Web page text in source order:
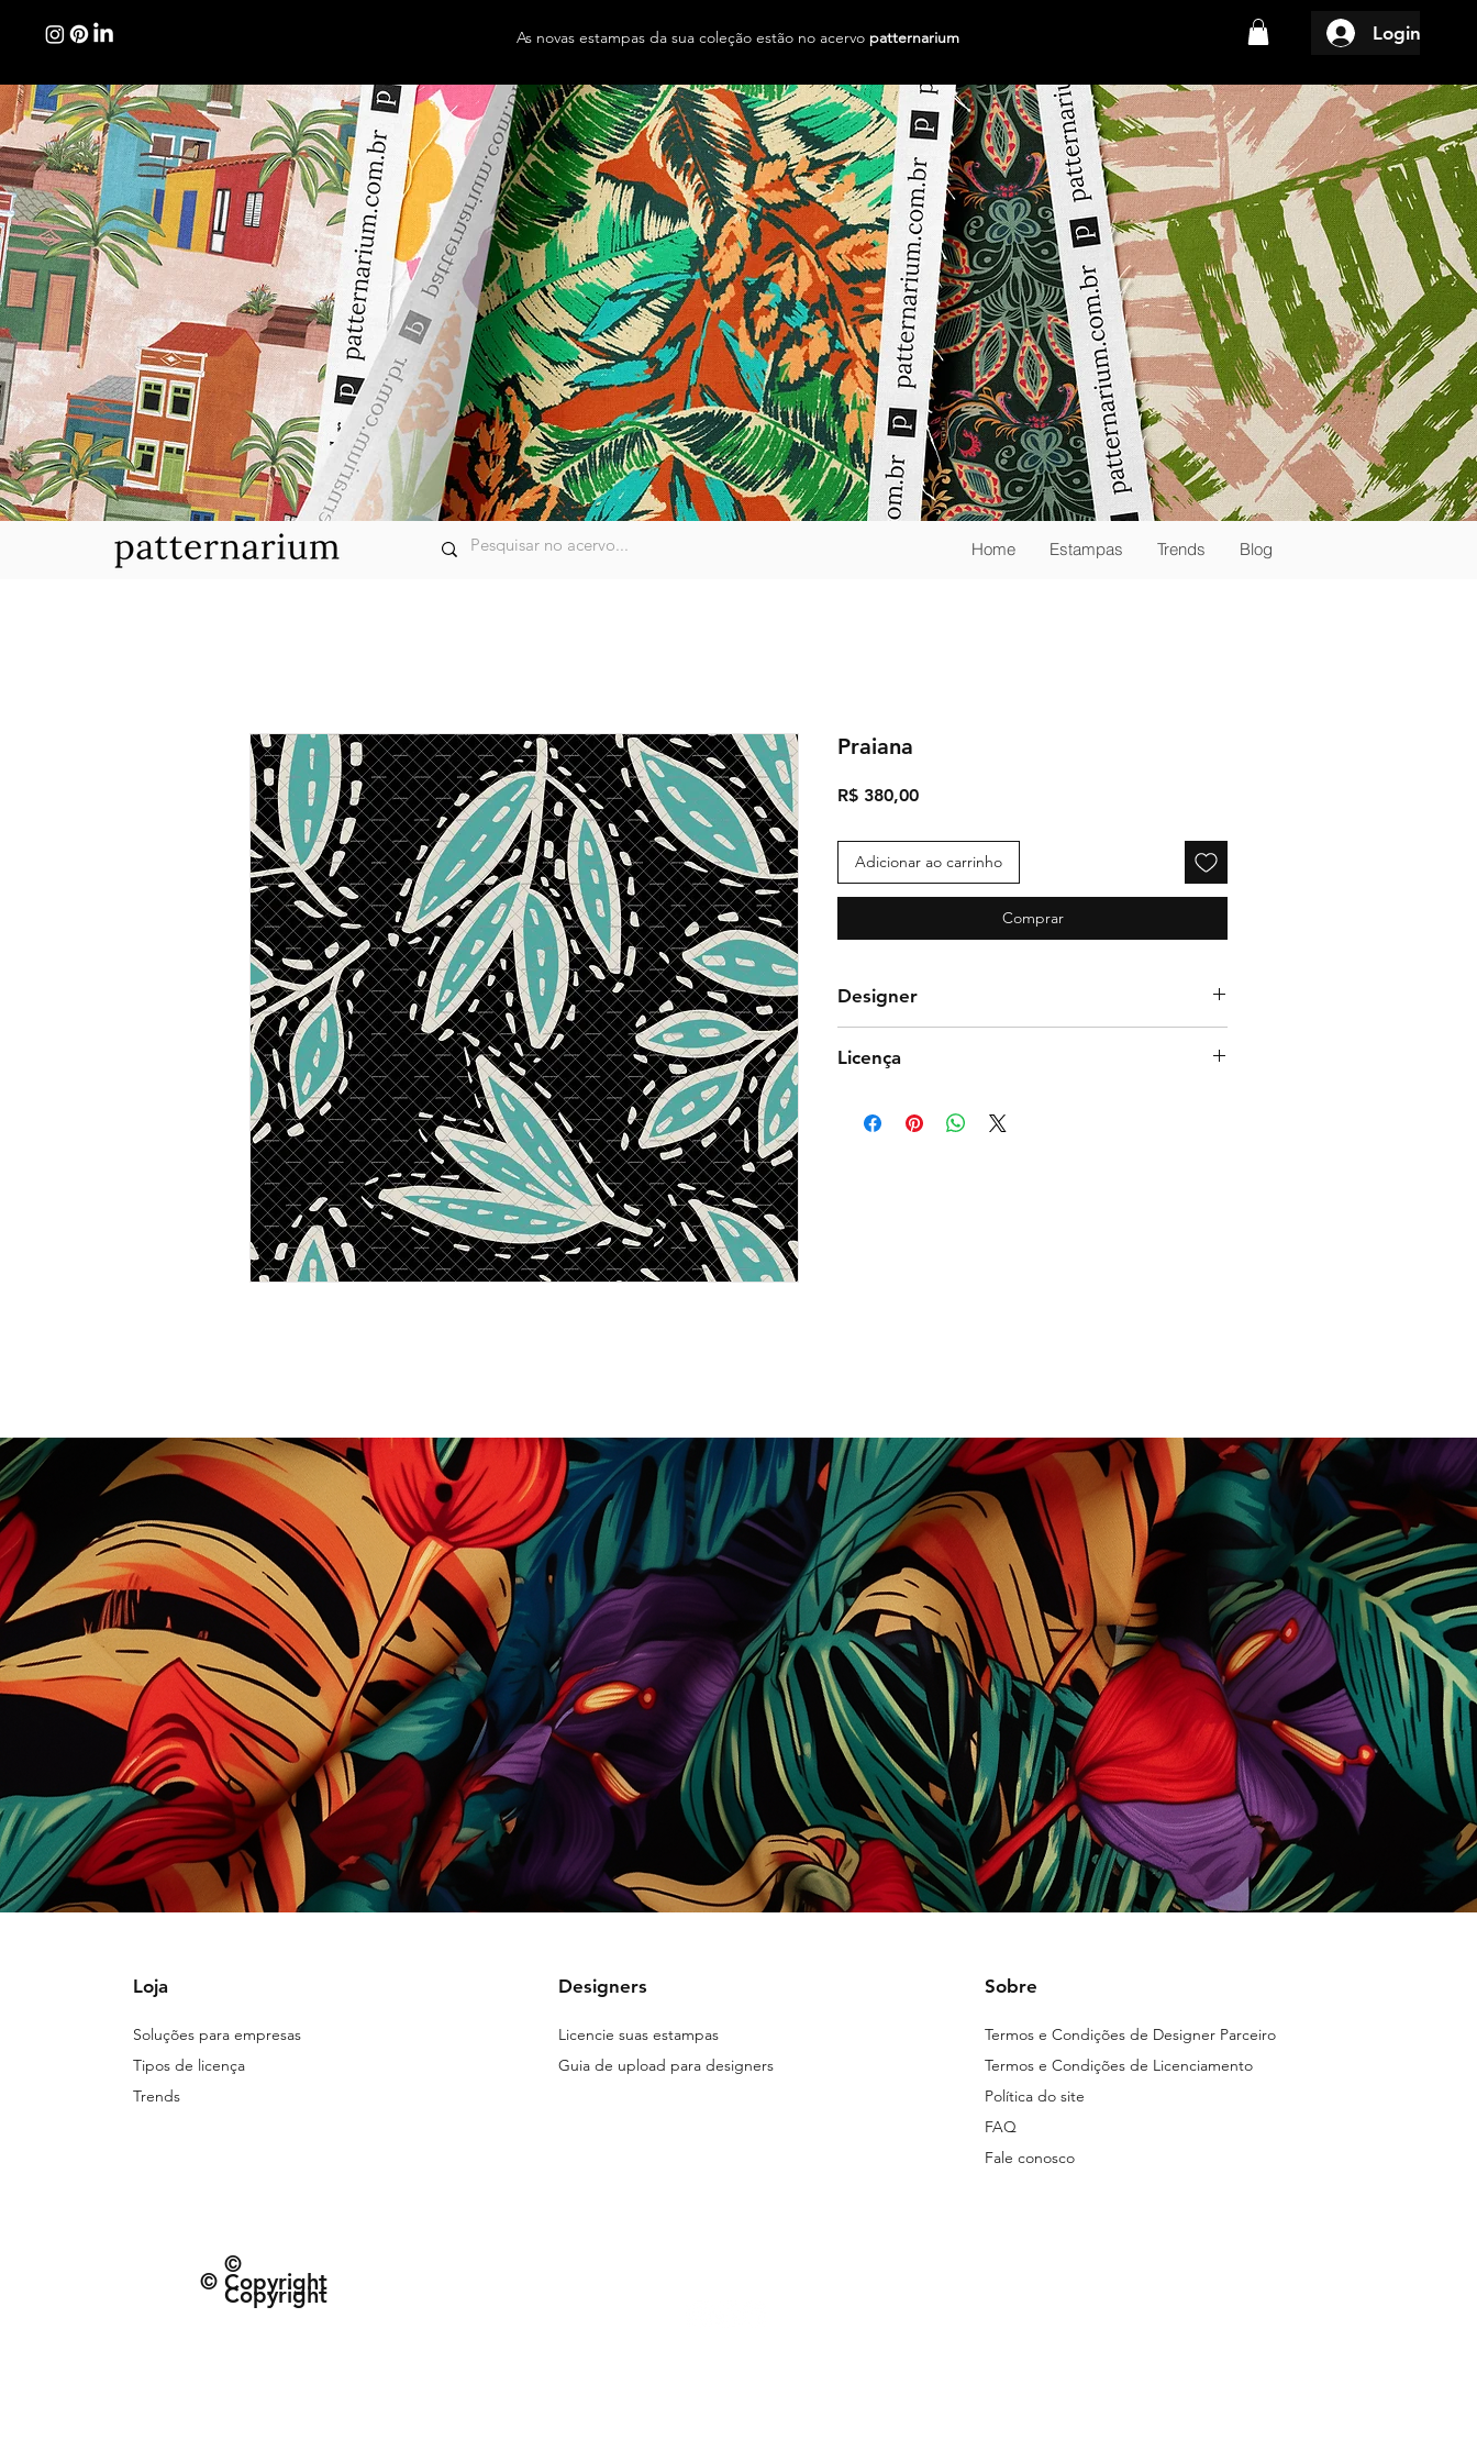
As novas estampas da sua coleção estão no acervo patternarium Login
Home Estampas Trends Blog
Praiana
R$ 380,00Preço
Adicionar ao carrinho
Comprar
Designer
Licença
Loja
Soluções para empresas
Tipos de licença
Trends
Designers
Licencie suas estampas
Guia de upload para designers
Sobre
Termos e Condições de Designer Parceiro
Termos e Condições de Licenciamento
Política do site
FAQ
Fale conosco
©
Copyright
© Copyright